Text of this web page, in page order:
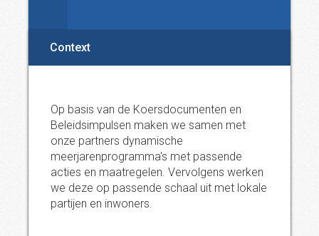
Context
Op basis van de Koersdocumenten en
Beleidsimpulsen maken we samen met
onze partners dynamische
meerjarenprogramma's met passende
acties en maatregelen. Vervolgens werken
we deze op passende schaal uit met lokale
partijen en inwoners.